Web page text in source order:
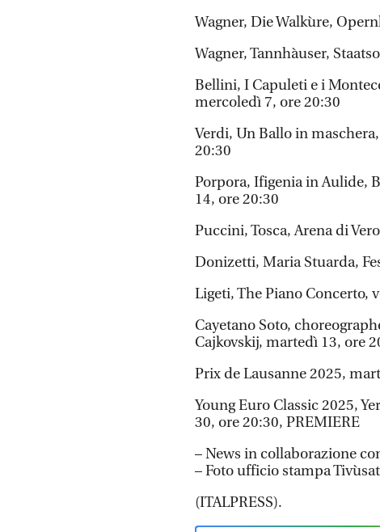
Wagner, Die Walkùre,
Wagner, Tannhàuser,
Bellini, I Capuleti e i
mercoledì 7, ore 20:30
Verdi, Un Ballo in
20:30
Porpora, Ifigenia in Aulide,
14, ore 20:30
Puccini, Tosca, Arena di
Donizetti, Maria Stuarda,
Ligeti, The Piano Concerto,
Cayetano Soto,
Cajkovskij, martedì 13, ore
Prix de Lausanne 2025,
Young Euro Classic 2025,
30, ore 20:30, PREMIERE
– News in collaborazione
– Foto ufficio stampa
(ITALPRESS).